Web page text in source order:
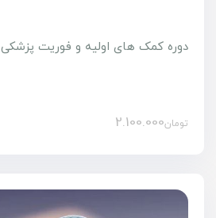
دوره کمک های اولیه و فوریت پزشکی
تومان2.100.000